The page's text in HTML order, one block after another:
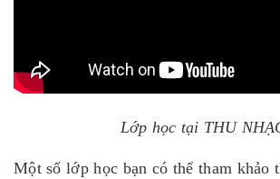
Lớp học tại THU
Một số lớp học bạn có thể tham khảo